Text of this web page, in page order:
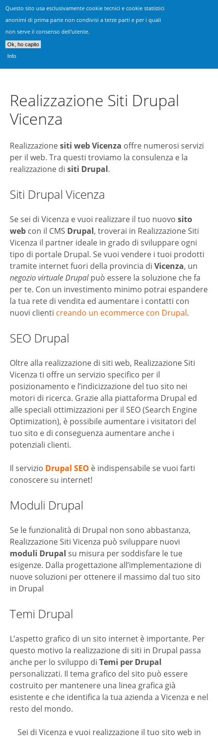
Questo sito usa esclusivamente cookie tecnici e cookie statistici
anonimi di prima parte non condivisi a terze parti e per i quali
non serve il consenso dell'utente.
Ok, ho capito
Info
Realizzazione Siti Vicenza
Consulenza, progettazione & sviluppo siti web
Realizzazione Siti Drupal
Vicenza
Realizzazionesiti web Vicenza offre numerosi servizi
per il web. Tra questi troviamo la consulenza e la
realizzazione di siti Drupal.
Siti Drupal Vicenza
Se sei di Vicenza e vuoi realizzare il tuo nuovo sito
web con il CMS Drupal, troverai in Realizzazione Siti
Vicenza il partner ideale in grado di sviluppare ogni
tipo di portale Drupal. Se vuoi vendere i tuoi prodotti
tramite internet fuori della provincia di Vicenza, un
negozio virtuale Drupalpuò essere la soluzione che fa
per te. Con un investimento minimo potrai espandere
la tua rete di vendita ed aumentare i contatti con
nuovi clienti creando un ecommerce con Drupal.
SEO Drupal
Oltre alla realizzazione di siti web, Realizzazione Siti
Vicenza ti offre un servizio specifico per il
posizionamento e l’indicizzazione del tuo sito nei
motori di ricerca. Grazie alla piattaforma Drupal ed
alle speciali ottimizzazioni per il SEO (Search Engine
Optimization), è possibile aumentare i visitatori del
tuo sito e di conseguenza aumentare anche i
potenziali clienti.
Il servizio Drupal SEO è indispensabile se vuoi farti
conoscere su internet!
Moduli Drupal
Se le funzionalità di Drupal non sono abbastanza,
Realizzazione Siti Vicenza può sviluppare nuovi
moduli Drupal su misura per soddisfare le tue
esigenze. Dalla progettazione all’implementazione di
nuove soluzioni per ottenere il massimo dal tuo sito
in Drupal
Temi Drupal
L’aspetto grafico di un sito internet è importante. Per
questo motivo la realizzazione di siti in Drupal passa
anche per lo sviluppo di Temi per Drupal
personalizzati. Il tema grafico del sito può essere
costruito per mantenere una linea grafica già
esistente e che identifica la tua azienda a Vicenza e nel
resto del mondo.
Sei di Vicenza e vuoi realizzazione il tuo sito web in